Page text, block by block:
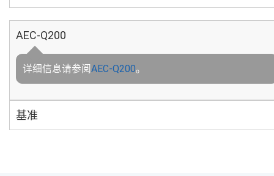
AEC-Q200
详细信息请参阅AEC-Q200。
基准